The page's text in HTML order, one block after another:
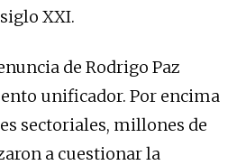
XXI.
de Rodrigo Paz
unificador. Por encima
sectoriales, millones de
a cuestionar la